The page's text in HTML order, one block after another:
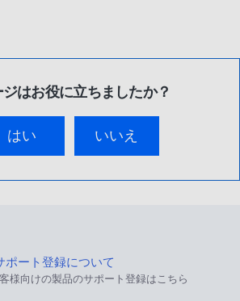
はお役に立ちましたか？
はい いいえ
ポート登録について
様向けの製品のサポート登録はこちら